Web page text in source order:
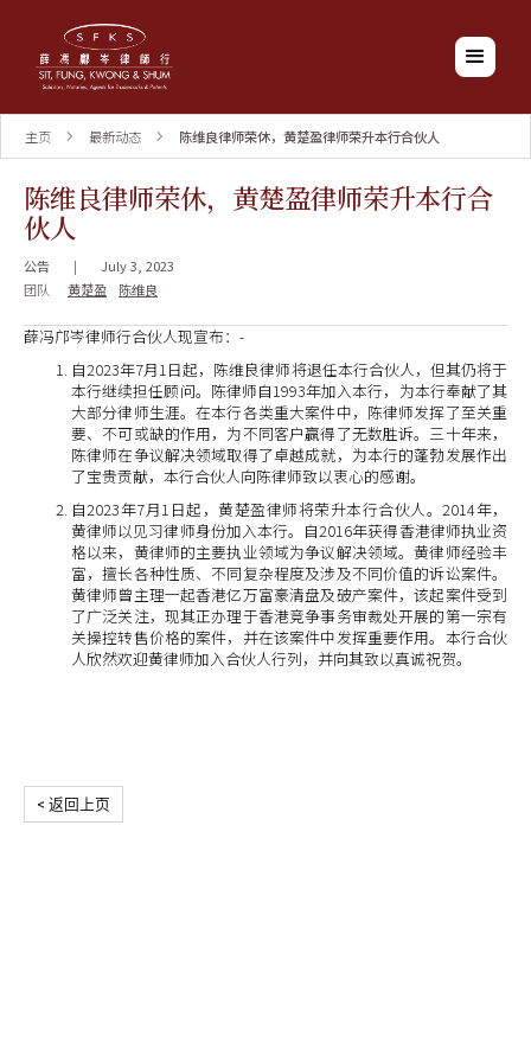
主页 最新动态 陈维良律师荣休，黄楚盈律师荣升本行合伙人
陈维良律师荣休，黄楚盈律师荣升本行合
伙人
公告 |
July 3, 2023
团队
黄楚盈 陈维良
薛冯邝岑律师行合伙人现宣布：-
自2023年7月1日起，陈维良律师将退任本行合伙人，但其仍将于
本行继续担任顾问。陈律师自1993年加入本行，为本行奉献了其
大部分律师生涯。在本行各类重大案件中，陈律师发挥了至关重
要、不可或缺的作用，为不同客户赢得了无数胜诉。三十年来，
陈律师在争议解决领域取得了卓越成就，为本行的蓬勃发展作出
了宝贵贡献，本行合伙人向陈律师致以衷心的感谢。
自2023年7月1日起，黄楚盈律师将荣升本行合伙人。2014年，
黄律师以见习律师身份加入本行。自2016年获得香港律师执业资
格以来，黄律师的主要执业领域为争议解决领域。黄律师经验丰
富，擅长各种性质、不同复杂程度及涉及不同价值的诉讼案件。
黄律师曾主理一起香港亿万富豪清盘及破产案件，该起案件受到
了广泛关注，现其正办理于香港竞争事务审裁处开展的第一宗有
关操控转售价格的案件，并在该案件中发挥重要作用。本行合伙
人欣然欢迎黄律师加入合伙人行列，并向其致以真诚祝贺。
< 返回上页